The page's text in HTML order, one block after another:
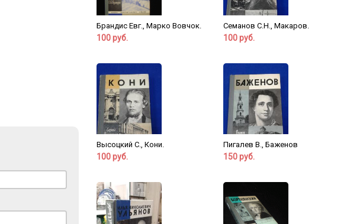
Брандис Евг., Марко Вовчок.
100 руб.
Семанов С.Н., Макаров.
100 руб.
Высоцкий С., Кони.
100 руб.
Пигалев В., Баженов
150 руб.